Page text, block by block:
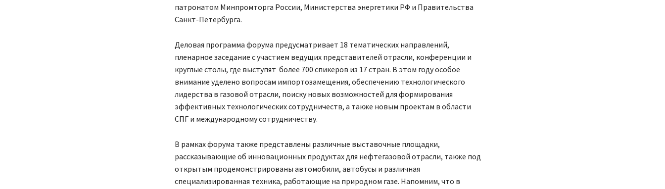
патронатом Минпромторга России, Министерства энергетики РФ и Правительства
Санкт-Петербурга.
Деловая программа форума предусматривает 18 тематических направлений,
пленарное заседание с участием ведущих представителей отрасли, конференции и
круглые столы, где выступят более 700 спикеров из 17 стран. В этом году особое
внимание уделено вопросам импортозамещения, обеспечению технологического
лидерства в газовой отрасли, поиску новых возможностей для формирования
эффективных технологических сотрудничеств, а также новым проектам в области
СПГ и международному сотрудничеству.
В рамках форума также представлены различные выставочные площадки,
рассказывающие об инновационных продуктах для нефтегазовой отрасли, также под
открытым продемонстрированы автомобили, автобусы и различная
специализированная техника, работающие на природном газе. Напомним, что в